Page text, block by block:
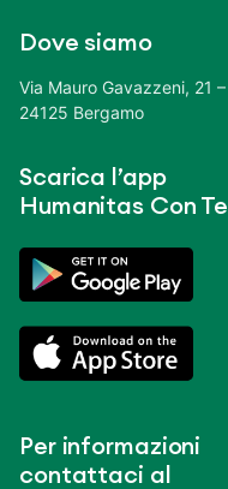
Dove siamo
Via Mauro Gavazzeni, 21 –
24125 Bergamo
Scarica l’app
Humanitas Con Te
Per informazioni
contattaci al